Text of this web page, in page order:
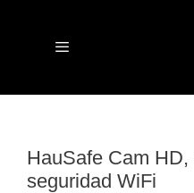
contenido
Menú
HauSafe Cam
seguridad WiFi